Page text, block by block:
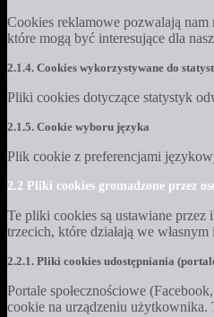
Cookies reklamowe pozwalają
które mogą być interesujące dla
2.1.4. Cookies wykorzystywane do
Pliki cookies dotyczące statystyk
2.1.5. Cookie wyboru języka
Plik cookie z preferencjami
2.2 Pliki cookies gromadzone przez
Te pliki cookies są ustawiane
trzecich, które działają we
2.2.1. Pliki cookies udostępniania
Portale społecznościowe
cookie na urządzeniu użytkownika.